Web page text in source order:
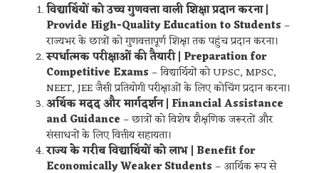
विद्यार्थियों को उच्च गुणवत्ता वाली शिक्षा प्रदान करना |
Provide High-Quality Education to Students–
राज्यभर के छात्रों को गुणवत्तापूर्ण शिक्षा तक पहुंच प्रदान करना।
स्पर्धात्मक परीक्षाओं की तैयारी | Preparation for
Competitive Exams– विद्यार्थियों को UPSC, MPSC,
NEET, JEE जैसी प्रतियोगी परीक्षाओं के लिए कोचिंग प्रदान करना।
अर्थिक मदद और मार्गदर्शन | Financial Assistance
and Guidance– छात्रों को विशेष शैक्षणिक जरूरतों और
संसाधनों के लिए वित्तीय सहायता।
राज्य के गरीब विद्यार्थियों को लाभ | Benefit for
Economically Weaker Students– आर्थिक रूप से